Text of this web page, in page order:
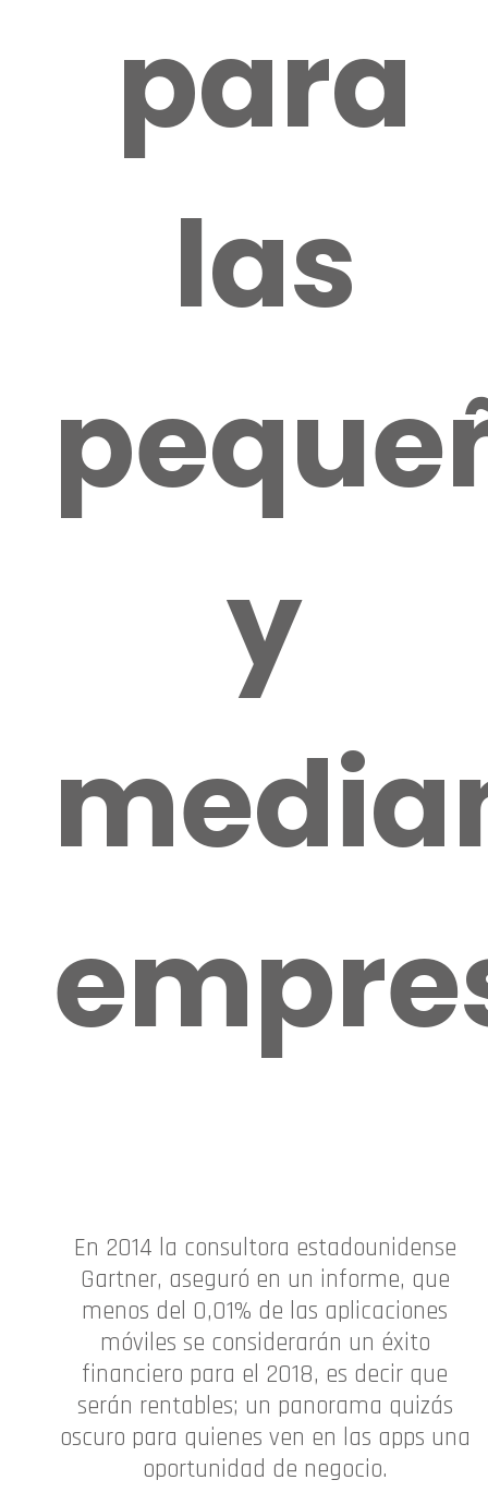
para
las
y
En 2014 la consultora estadounidense
Gartner, aseguró en un informe, que
menos del 0,01% de las aplicaciones
móviles se considerarán un éxito
financiero para el 2018, es decir que
serán rentables; un panorama quizás
oscuro para quienes ven en las apps una
oportunidad de negocio.